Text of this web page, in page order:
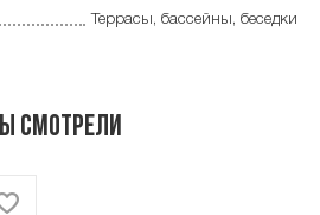
Террасы, бассейны, беседки
смотрели